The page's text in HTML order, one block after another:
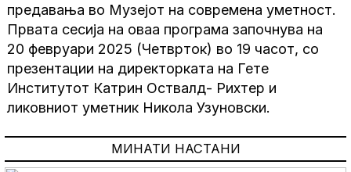
предавања во Музејот на современа уметност.
Првата сесија на оваа програма започнува на
20 февруари 2025 (Четврток) во 19 часот, со
презентации на директорката на Гете
Институтот Катрин Оствалд- Рихтер и
ликовниот уметник Никола Узуновски.
МИНАТИ НАСТАНИ